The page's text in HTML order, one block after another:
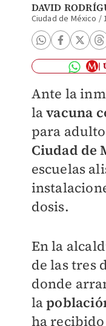
DAVID
Ciudad de México /
Ante la
lavacuna
para
Ciudad de
escuelas
dosis.
En la
de las tres
donde
la
ha